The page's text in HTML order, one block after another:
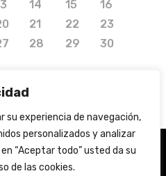
su experiencia de navegación,
personalizados y analizar
“Aceptar todo” usted da su
de las cookies.
14 15
16
21 22
23
28 29
30
by Media Needs.